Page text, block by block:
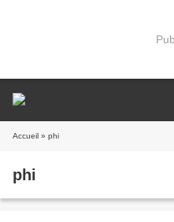
Accueil » phi
phi